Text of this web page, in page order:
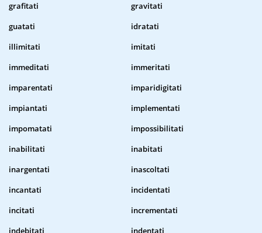
grafitati
gravitati
guatati
idratati
illimitati
imitati
immeditati
immeritati
imparentati
imparidigitati
impiantati
implementati
impomatati
impossibilitati
inabilitati
inabitati
inargentati
inascoltati
incantati
incidentati
incitati
incrementati
indebitati
indentati